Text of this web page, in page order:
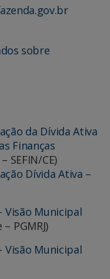
sobre
da Dívida Ativa
Finanças
SEFIN/CE)
Dívida Ativa –
Visão Municipal
PGMRJ)
Visão Municipal